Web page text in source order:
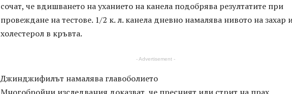
сочат, че вдишването на уханието на канела подобрява резултатите при
провеждане на тестове. 1/2 к. л. канела дневно намалява нивото на захар
холестерол в кръвта.
- Advertisement -
Джинджифилът намалява главоболието